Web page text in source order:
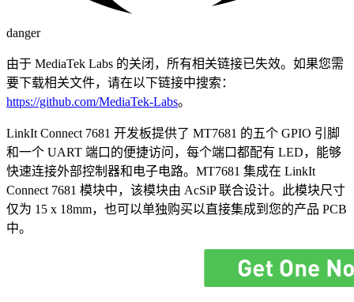
danger
由于 MediaTek Labs 的关闭，所有相关链接已失效。如果您需
要下载相关文件，请在以下链接中搜索：
https://github.com/MediaTek-Labs。
LinkIt Connect 7681 开发板提供了 MT7681 的五个 GPIO 引脚
和一个 UART 端口的便捷访问，每个端口都配有 LED，能够
快速连接外部控制器和电子电路。MT7681 集成在 LinkIt
Connect 7681 模块中，该模块由 AcSiP 联合设计。此模块尺寸
仅为 15 x 18mm，也可以单独购买以直接集成到您的产品 PCB
中。